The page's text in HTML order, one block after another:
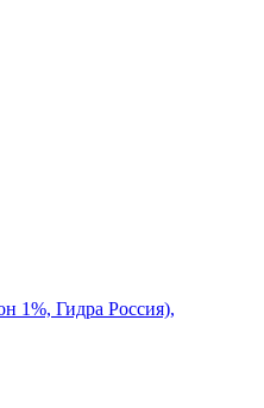
1%, Гидра Россия),